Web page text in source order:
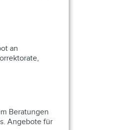
an
Beratungen
Angebote für